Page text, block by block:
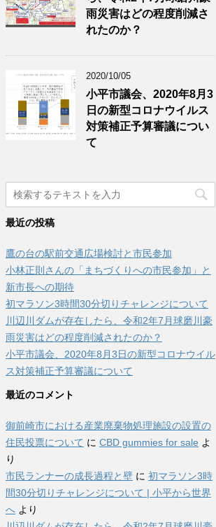
雨災害はどの程度削減さ
れたのか？
2020/10/05
小平市議会、2020年8月3
日の新型コロナウイルス
対策補正予算審議につい
て
最近の投稿
鷹の台の駅前交通広場検討と市民参加
小林正則さんの「まちづくりへの市民参加」と
新市長への期待
初マラソン3時間30分切りチャレンジについて
川辺川ダムが存在したら、令和2年7月球磨川豪
雨災害はどの程度削減されたのか？
小平市議会、2020年8月3日の新型コロナウイル
ス対策補正予算審議について
最近のコメント
御前崎市における産業廃棄物処理施設の設置の
住民投票について に CBD gummies for sale よ
り
市民ランナーの成長過程と壁 に 初マラソン3時
間30分切りチャレンジについて | 小平から世界
へ より